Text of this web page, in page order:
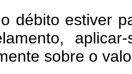
estiver
sobre o